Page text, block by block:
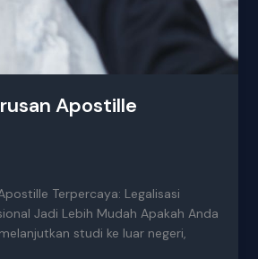
Apostille
Terpercaya: Legalisasi
Jadi Lebih Mudah Apakah Anda
studi ke luar negeri,